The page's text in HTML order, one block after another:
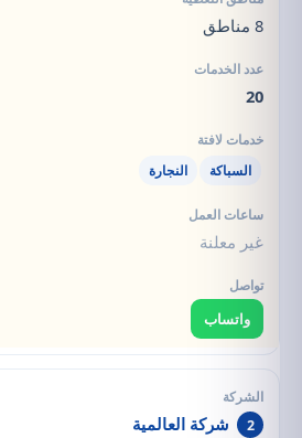
8 مناطق
20
السباكة النجارة
غير معلنة
واتساب
2 شركة العالمية